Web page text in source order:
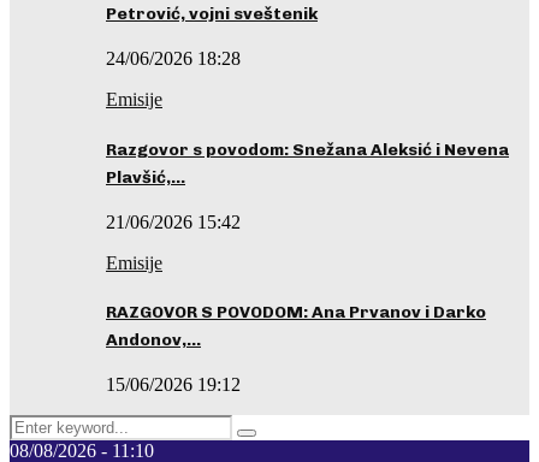
Petrović, vojni sveštenik
24/06/2026 18:28
Emisije
Razgovor s povodom: Snežana Aleksić i Nevena
Plavšić,…
21/06/2026 15:42
Emisije
RAZGOVOR S POVODOM: Ana Prvanov i Darko
Andonov,…
15/06/2026 19:12
Search
for:
Pretraga
08/08/2026 - 11:10